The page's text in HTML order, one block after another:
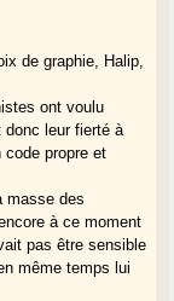
de graphie, Halip,
ont voulu
donc leur fierté à
code propre et
masse des
à ce moment
pas être sensible
même temps lui